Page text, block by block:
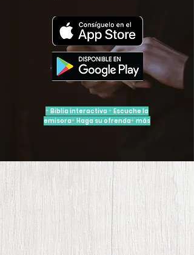
+ Biblia interactiva + Escuche la
emisora+ Haga su ofrenda+ más